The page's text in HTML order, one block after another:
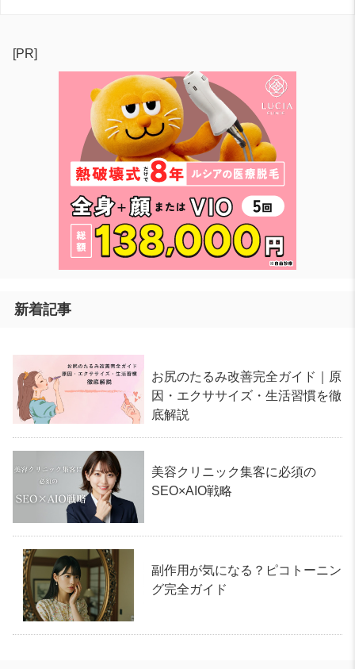
[PR]
新着記事
お尻のたるみ改善完全ガイド｜原
因・エクササイズ・生活習慣を徹
底解説
美容クリニック集客に必須の
SEO×AIO戦略
副作用が気になる？ピコトーニン
グ完全ガイド